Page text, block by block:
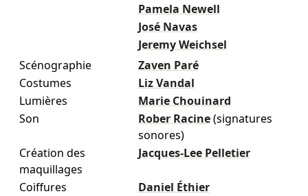
Pamela Newell
José Navas
Jeremy Weichsel
Scénographie
Zaven Paré
Costumes
Liz Vandal
Lumières
Marie Chouinard
Son
Rober Racine (signatures
sonores)
Création des
maquillages
Jacques-Lee Pelletier
Coiffures
Daniel Éthier